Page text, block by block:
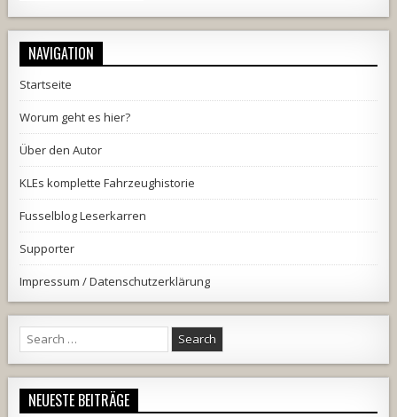
NAVIGATION
Startseite
Worum geht es hier?
Über den Autor
KLEs komplette Fahrzeughistorie
Fusselblog Leserkarren
Supporter
Impressum / Datenschutzerklärung
Search
for:
NEUESTE BEITRÄGE